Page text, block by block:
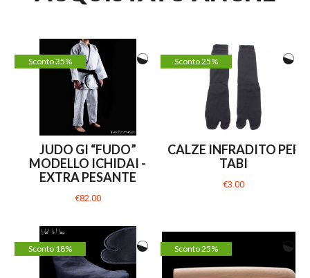
Sconto 35%
JUDO GI “FUDO”
MODELLO ICHIDAI -
EXTRA PESANTE
€82.00
Sconto 25%
CALZE INFRADITO PER
TABI
€3.00
Sconto 18% Sconto 25%